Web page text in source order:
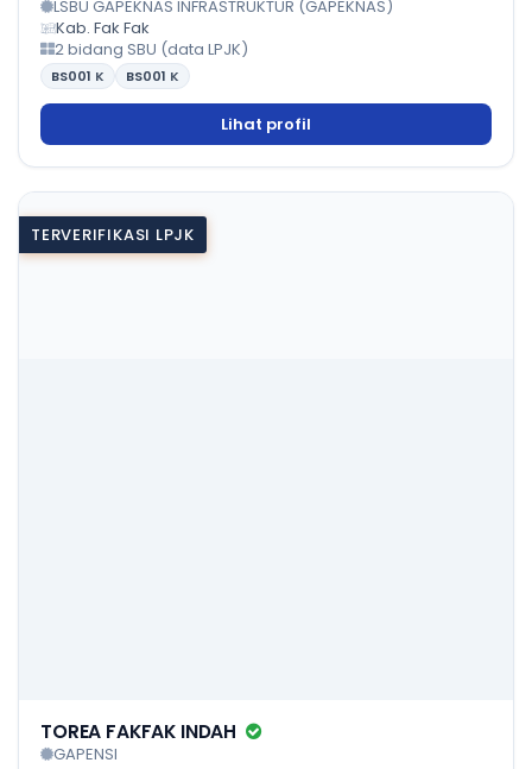
LSBU GAPEKNAS INFRASTRUKTUR (GAPEKNAS)
Kab. Fak Fak
2 bidang SBU (data LPJK)
BS001 K BS001 K
Lihat profil
TERVERIFIKASI LPJK
TOREA FAKFAK INDAH
GAPENSI